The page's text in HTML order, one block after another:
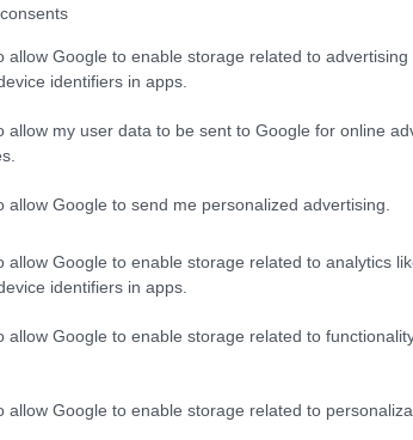
allow Google to enable storage related to advertising
identifiers in apps.
allow my user data to be sent to Google for online
allow Google to send me personalized advertising.
allow Google to enable storage related to analytics
identifiers in apps.
allow Google to enable storage related to
allow Google to enable storage related to